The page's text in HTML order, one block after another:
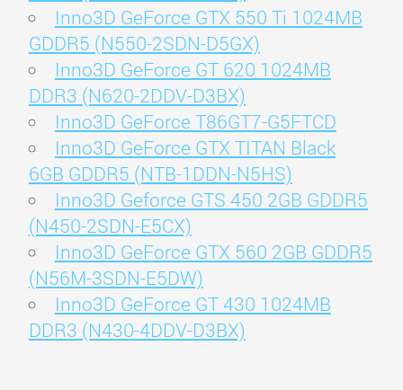
Inno3D GeForce GTX 550 Ti 1024MB
GDDR5 (N550-2SDN-D5GX)
Inno3D GeForce GT 620 1024MB
DDR3 (N620-2DDV-D3BX)
Inno3D GeForce T86GT7-G5FTCD
Inno3D GeForce GTX TITAN Black
6GB GDDR5 (NTB-1DDN-N5HS)
Inno3D Geforce GTS 450 2GB GDDR5
(N450-2SDN-E5CX)
Inno3D GeForce GTX 560 2GB GDDR5
(N56M-3SDN-E5DW)
Inno3D GeForce GT 430 1024MB
DDR3 (N430-4DDV-D3BX)